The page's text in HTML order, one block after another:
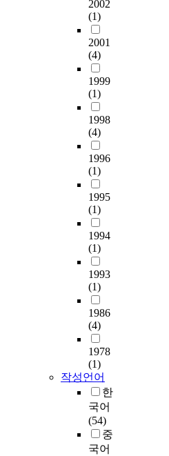
2002
(1)
2001
(4)
1999
(1)
1998
(4)
1996
(1)
1995
(1)
1994
(1)
1993
(1)
1986
(4)
1978
(1)
작성언어
한
국어
(54)
중
국어